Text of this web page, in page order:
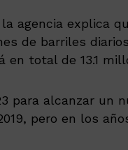
agencia explica
de barriles
en total de 13.1
para alcanzar un
pero en los